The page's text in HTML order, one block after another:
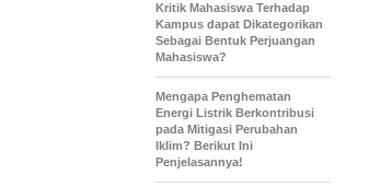
Kritik Mahasiswa Terhadap
Kampus dapat Dikategorikan
Sebagai Bentuk Perjuangan
Mahasiswa?
Mengapa Penghematan
Energi Listrik Berkontribusi
pada Mitigasi Perubahan
Iklim? Berikut Ini
Penjelasannya!